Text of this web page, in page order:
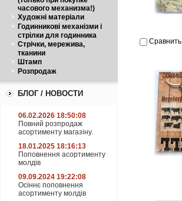
часового механизма!)
Художні матеріали
Годинникові механізми і
стрілки для годинника
Стрічки, мережива,
тканини
Штамп
Розпродаж
БЛОГ / НОВОСТИ
06.02.2026 18:50:08
Повний розпродаж
асортименту магазіну.
18.01.2025 18:16:13
Поповнення асортименту
молдів
09.09.2024 19:22:08
Осіннє поповнення
асортименту молдів
Сравнить